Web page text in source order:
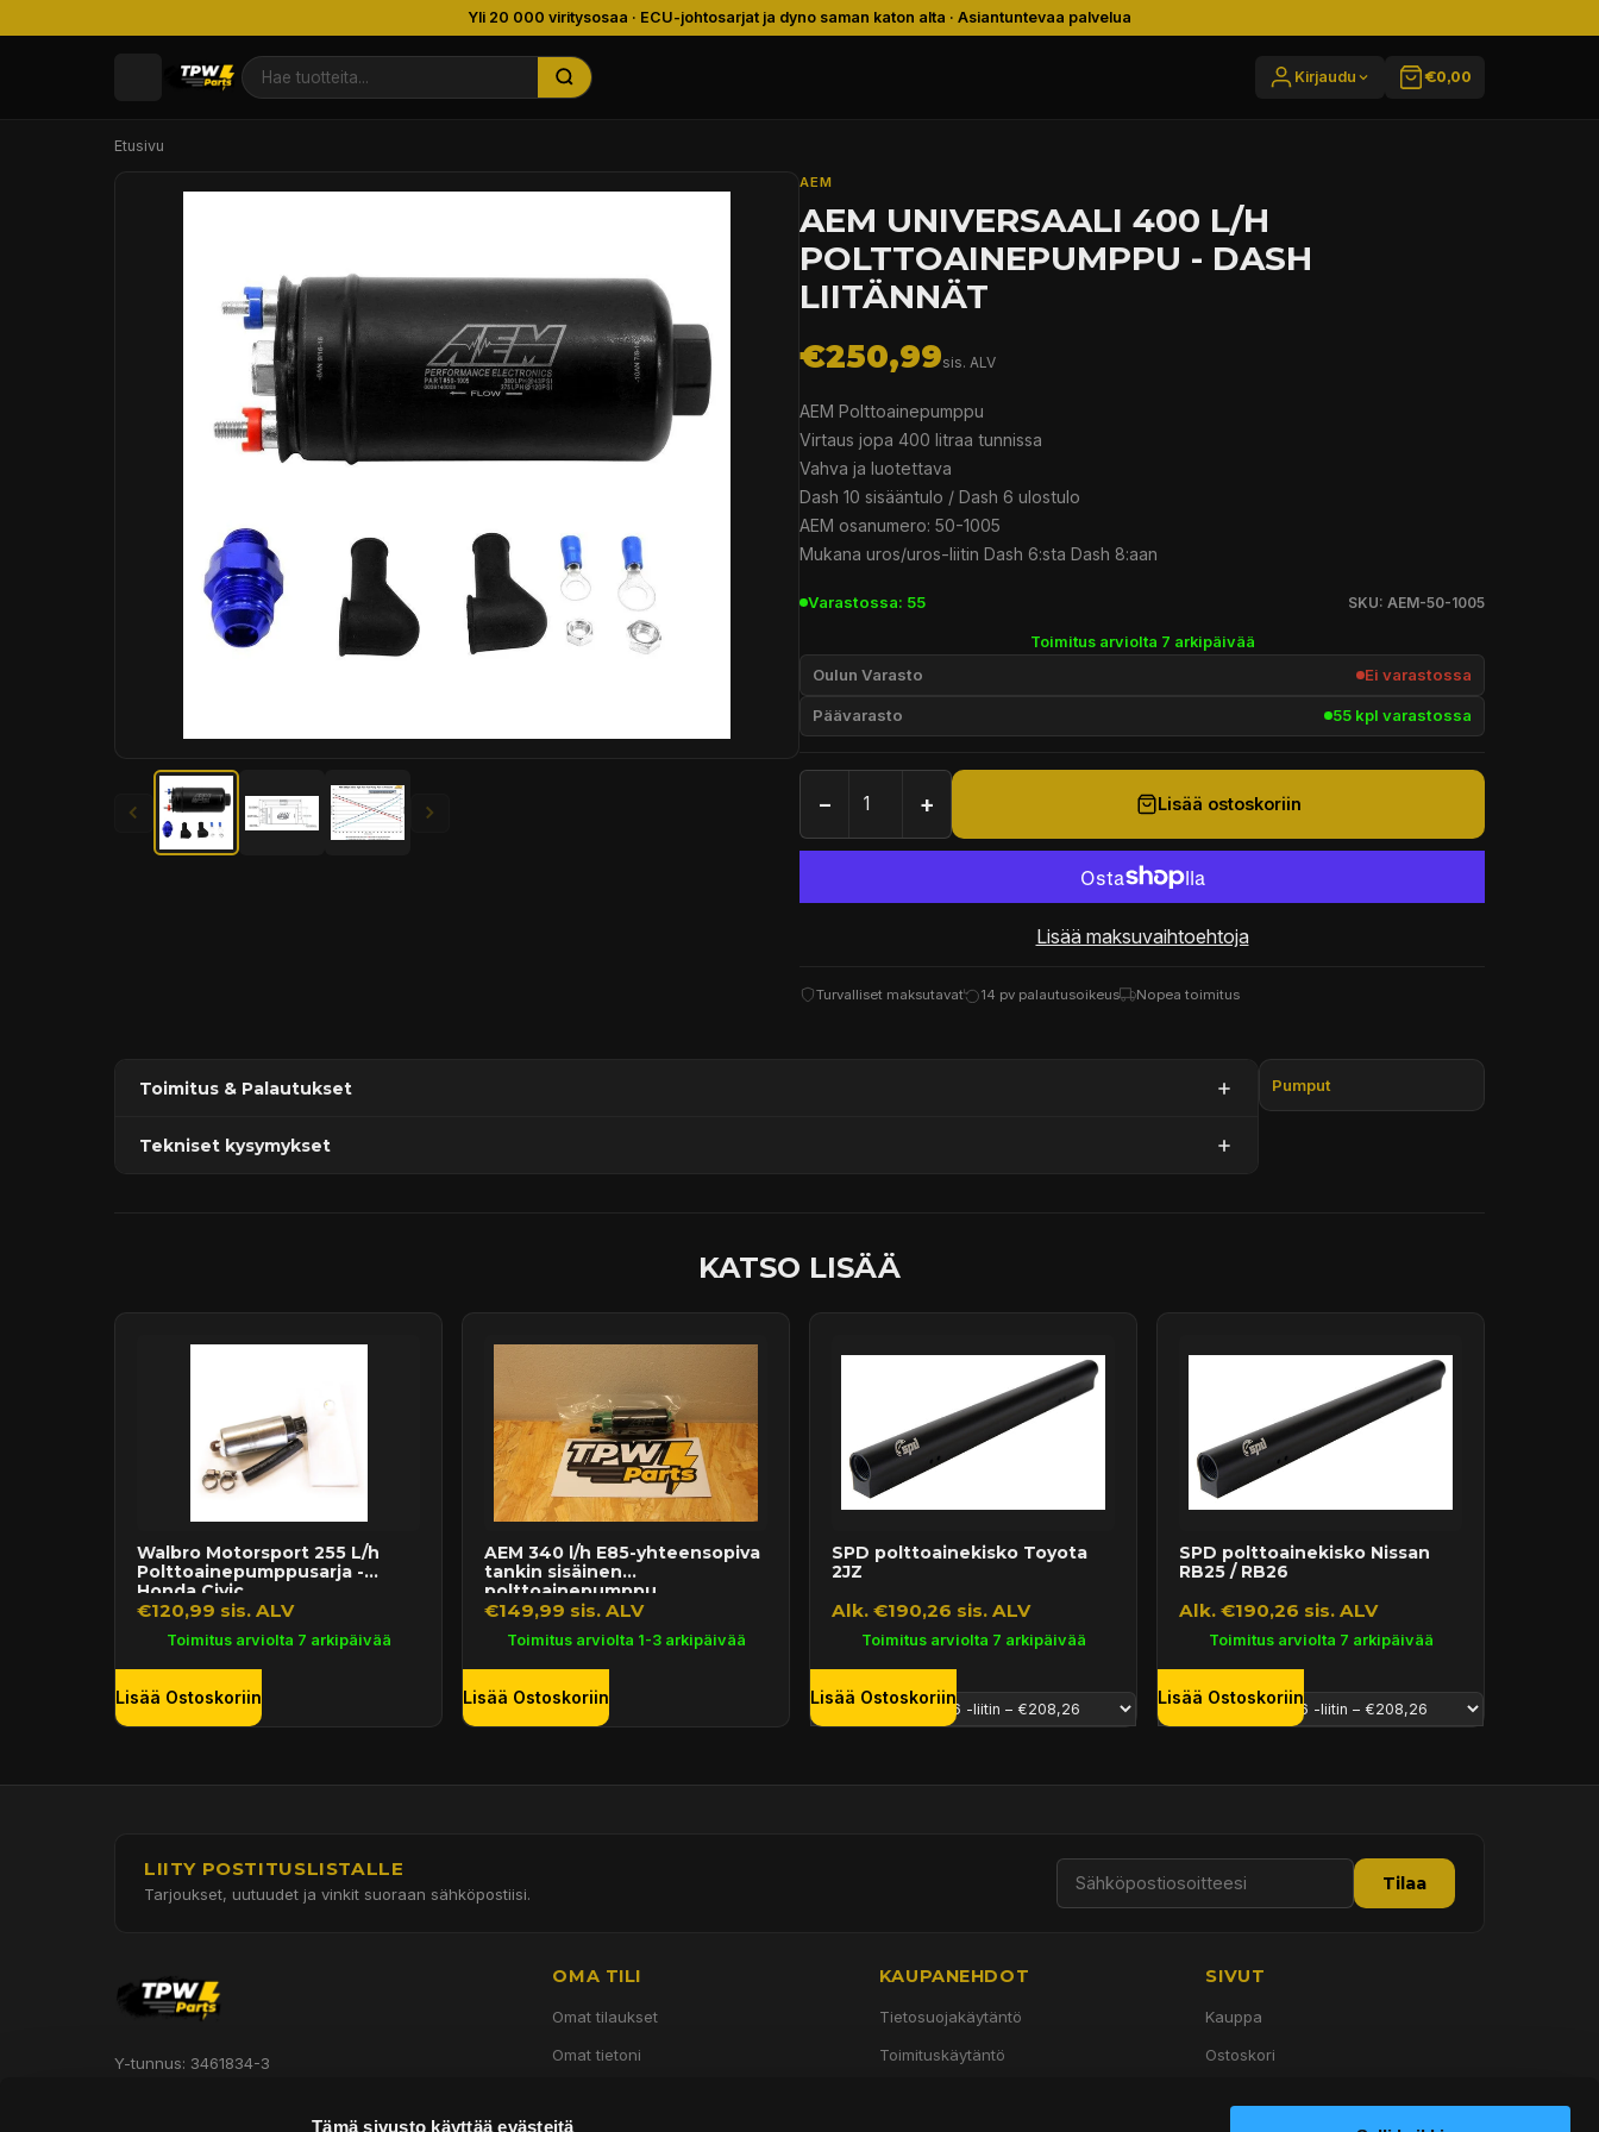
Tämä sivusto käyttää evästeitä
Yli 20 000 viritysosaa · ECU-johtosarjat ja dyno saman katon alta · Asiantuntevaa palvelua
Kirjaudu €0,00
Etusivu
AEM
AEM UNIVERSAALI 400 L/H
POLTTOAINEPUMPPU - DASH
LIITÄNNÄT
€250,99sis. ALV
AEM Polttoainepumppu
Virtaus jopa 400 litraa tunnissa
Vahva ja luotettava
Dash 10 sisääntulo / Dash 6 ulostulo
AEM osanumero: 50-1005
Mukana uros/uros-liitin Dash 6:sta Dash 8:aan
Varastossa: 55 SKU: AEM-50-1005
Toimitus arviolta 7 arkipäivää
Oulun Varasto Ei varastossa
Päävarasto 55 kpl varastossa
− + Lisää ostoskoriin
Lisää maksuvaihtoehtoja
Turvalliset maksutavat 14 pv palautusoikeus Nopea toimitus
Toimitus & Palautukset
Kaupan sijainnissa olevat tuotteet 1–3 arkipäivässä
Tekniset kysymykset
Pumput
KATSO LISÄÄ
Walbro Motorsport 255 L/h
Polttoainepumppusarja -
Honda Civic ...
€120,99 sis. ALV
Toimitus arviolta 7 arkipäivää
Lisää Ostoskoriin
AEM 340 l/h E85-yhteensopiva
tankin sisäinen
polttoainepumppu ...
€149,99 sis. ALV
Toimitus arviolta 1-3 arkipäivää
Lisää Ostoskoriin
SPD polttoainekisko Toyota
2JZ
Alk. €190,26 sis. ALV
Toimitus arviolta 7 arkipäivää
Lisää Ostoskoriin
SPD polttoainekisko Nissan
RB25 / RB26
Alk. €190,26 sis. ALV
Toimitus arviolta 7 arkipäivää
Lisää Ostoskoriin
LIITY POSTITUSLISTALLE
Tarjoukset, uutuudet ja vinkit suoraan sähköpostiisi.
Tilaa
Y-tunnus: 3461834-3
OMA TILI
Omat tilaukset
Omat tietoni
KAUPANEHDOT
Tietosuojakäytäntö
Toimituskäytäntö
SIVUT
Kauppa
Ostoskori